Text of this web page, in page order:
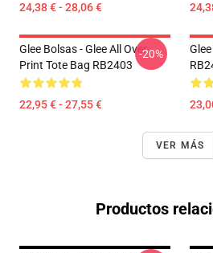
24,38 € - 28,06 €
Glee Bolsas - Glee All Over
Print Tote Bag RB2403
22,95 € - 27,55 €
-20%
VER MÁS
Productos